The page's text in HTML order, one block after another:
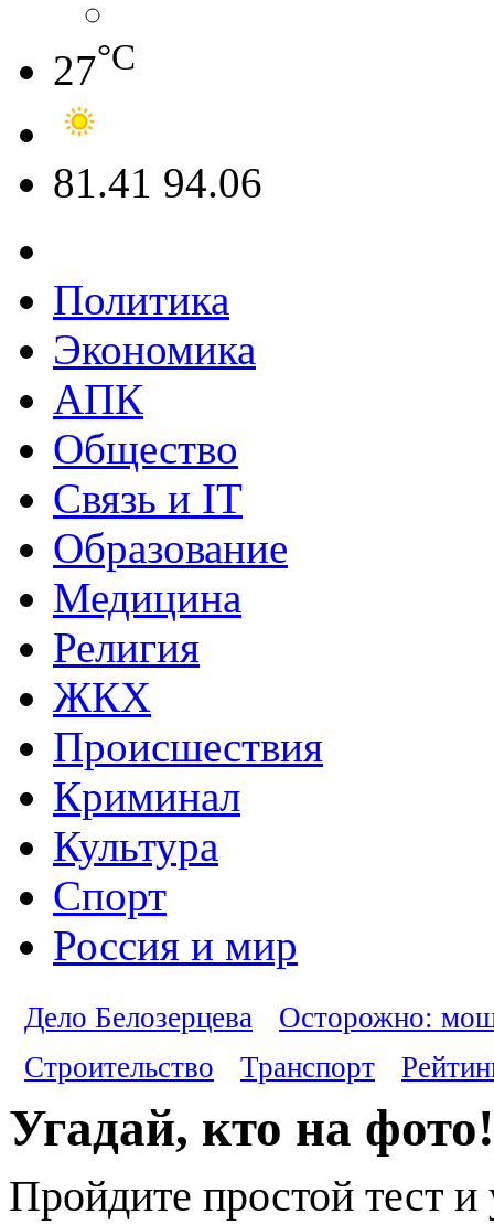
27°C
81.41 94.06
Политика
Экономика
АПК
Общество
Связь и IT
Образование
Медицина
Религия
ЖКХ
Происшествия
Криминал
Культура
Спорт
Россия и мир
Дело Белозерцева
Осторожно:
Строительство
Транспорт
Угадай, кто на фото!
Пройдите простой тест